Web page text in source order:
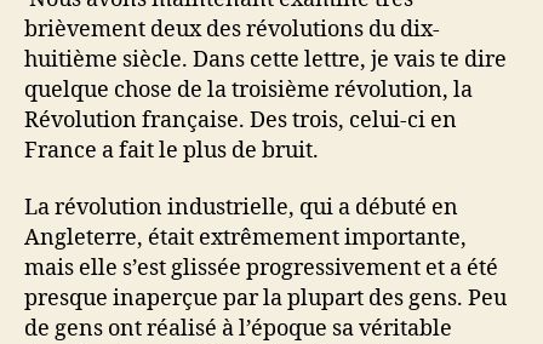
brièvement deux des révolutions du dix-
huitième siècle. Dans cette lettre, je vais te dire
quelque chose de la troisième révolution, la
Révolution française. Des trois, celui-ci en
France a fait le plus de bruit.
La révolution industrielle, qui a débuté en
Angleterre, était extrêmement importante,
mais elle s’est glissée progressivement et a été
presque inaperçue par la plupart des gens. Peu
de gens ont réalisé à l’époque sa véritable